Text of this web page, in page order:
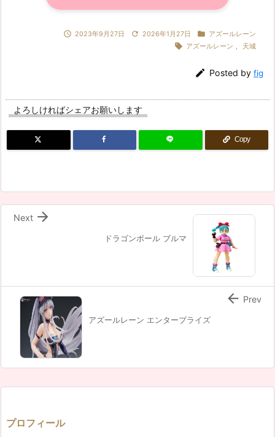
 2023年9月27日  2026年1月27日  アズールレーン
 アズールレーン , 天城
 Posted by fig
よろしければシェアお願いします
Copy
ドラゴンボール ブルマ

Next
アズールレーン エンタープライズ
 Prev
プロフィール